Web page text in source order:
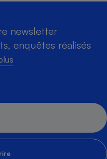
newsletter
enquêtes réalisés